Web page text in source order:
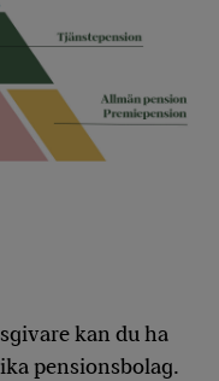
kan du ha
pensionsbolag.